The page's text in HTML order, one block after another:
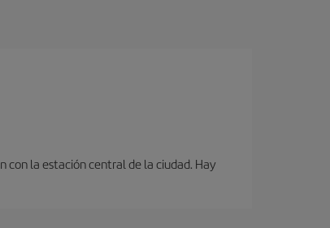
con la estación central de la ciudad. Hay